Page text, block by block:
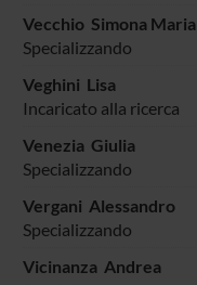
Vecchio Simona Maria
Specializzando
Veghini Lisa
Incaricato alla ricerca
Venezia Giulia
Specializzando
Vergani Alessandro
Specializzando
Vicinanza Andrea